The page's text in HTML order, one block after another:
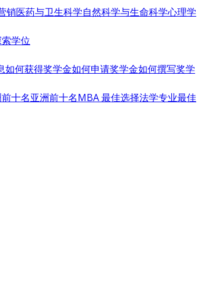
销医药与卫生科学自然科学与生命科学心理学
学位
如何获得奖学金如何申请奖学金如何撰写奖学
十名亚洲前十名MBA 最佳选择法学专业最佳